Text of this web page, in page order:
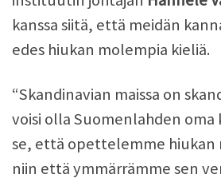
kanssa siitä, että meidän
edes hiukan molempia kieliä.
“Skandinavian maissa on
voisi olla Suomenlahden oma
se, että opettelemme hiukan
niin että ymmärrämme sen